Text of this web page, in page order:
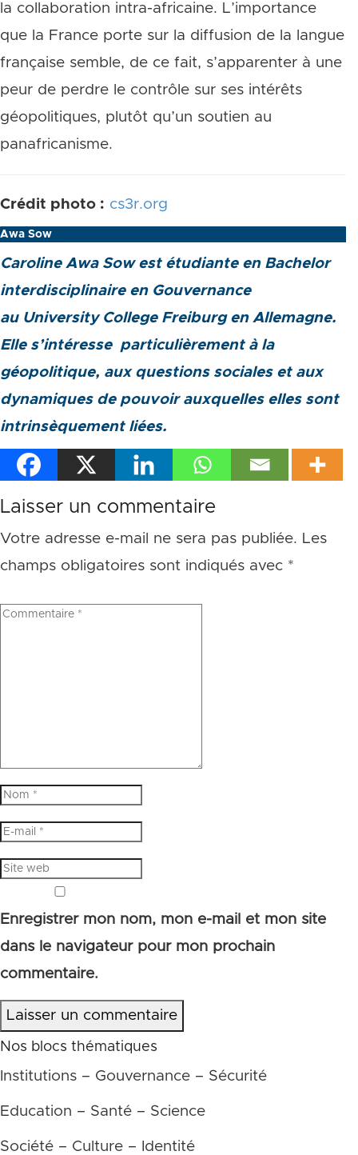
la collaboration intra-africaine. L’importance
que la France porte sur la diffusion de la langue
française semble, de ce fait, s’apparenter à une
peur de perdre le contrôle sur ses intérêts
géopolitiques, plutôt qu’un soutien au
panafricanisme.
Crédit photo : cs3r.org
Awa Sow
Caroline Awa Sow est étudiante en Bachelor
interdisciplinaireen Gouvernance
auUniversity College Freiburgen Allemagne.
Elle s’intéresse particulièrement à la
géopolitique, aux questions sociales et aux
dynamiques de pouvoir auxquelles elles sont
intrinsèquement liées.
Laisser un commentaire
Votre adresse e-mail ne sera pas publiée. Les
champs obligatoires sont indiqués avec *
Enregistrer mon nom, mon e-mail et mon site
dans le navigateur pour mon prochain
commentaire.
Laisser un commentaire
Nos blocs thématiques
Institutions – Gouvernance – Sécurité
Education – Santé – Science
Société – Culture – Identité